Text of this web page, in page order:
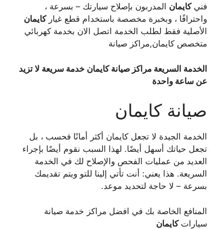
فنيكايمان المدربون بإصلاح سيارتك – بسرعة ،
واحترافًا ، وبخبرة مخصصة باستخدام قطع غياركايمان
الأصلية فقط لطلب الخدمة اتصل الان بخدمة كهربائي
متخصص كايمان,مراكز صيانة
الخدمة السريعة مراكز صيانة كايمان خدمة سريعة لا تزيد
عن ساعة واحدة
صيانة كايمان
الخدمة الجيدة لا تجعل كايمان أكثر أمانًا فحسب ، بل
تجعل حياتك أسهل أيضًا. لهذا السبب نقوم أيضًا بإجراء
العديد من عمليات الفحص والإصلاح لك في الخدمة
السريعة. هذا يعني: أنت تأتي إلينا للتو ويتم تقديمك
بسرعة – لا حاجة لتحديد موعد.
المنافع الخاصة بك في افضل مراكز خدمة صيانة
سياراتكايمان